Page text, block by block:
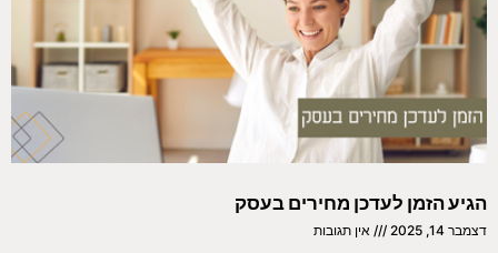
הגיע הזמן לעדכן מחירים בעסק
דצמבר 14, 2025 אין תגובות